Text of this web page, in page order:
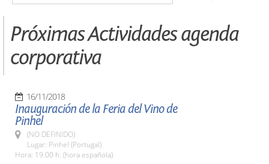
Próximas Actividades agenda
corporativa
16/11/2018
Inauguración de la Feria del Vino de
Pinhel
(NO DEFINIDO)
Lugar: Pinhel (Portugal)
Hora: 19:00 h. (hora española)